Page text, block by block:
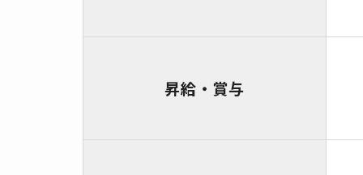
昇給・賞与